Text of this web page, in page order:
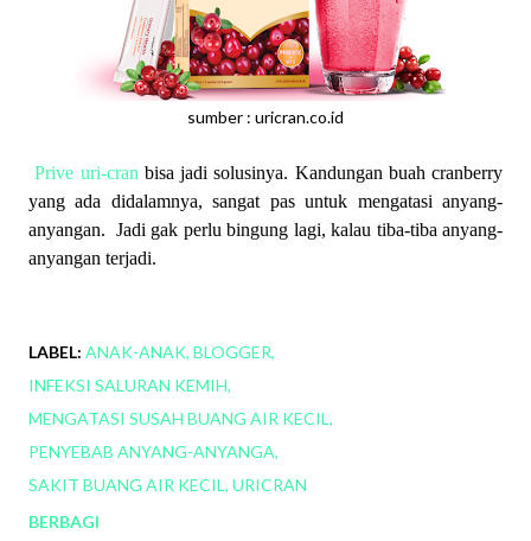
sumber : uricran.co.id
Prive uri-cran bisa jadi solusinya. Kandungan buah cranberry
yang ada didalamnya, sangat pas untuk mengatasi anyang-
anyangan. Jadi gak perlu bingung lagi, kalau tiba-tiba anyang-
anyangan terjadi.
LABEL: ANAK-ANAK BLOGGER
INFEKSI SALURAN KEMIH
MENGATASI SUSAH BUANG AIR KECIL
PENYEBAB ANYANG-ANYANGA
SAKIT BUANG AIR KECIL URICRAN
BERBAGI